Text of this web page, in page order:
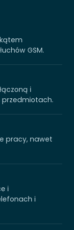
GSM.
i
pracy, nawet
i
i